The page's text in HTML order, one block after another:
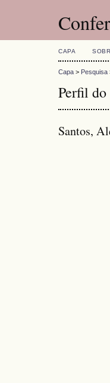
CAPA
Capa > Pesquisa
Perfil
Santos,